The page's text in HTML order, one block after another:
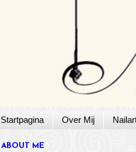
Startpagina Over Mij
ABOUT ME